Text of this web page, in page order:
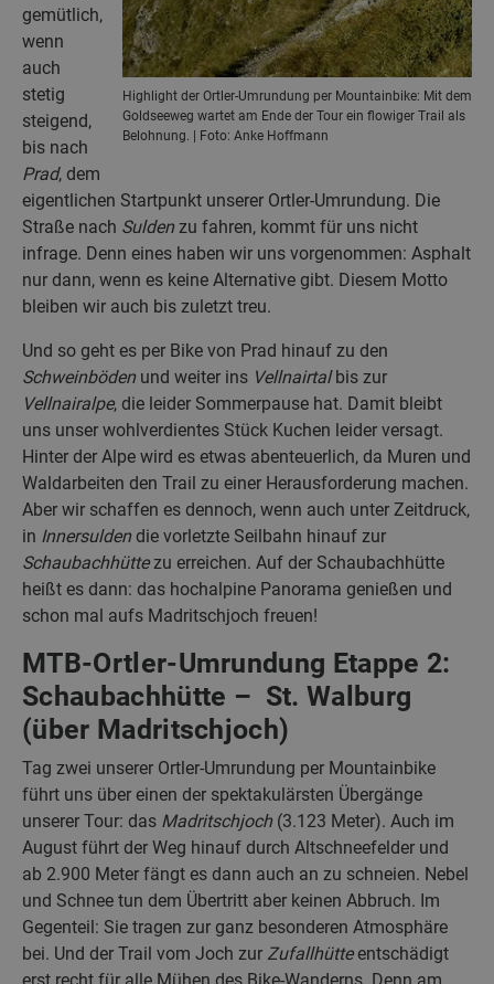
Highlight der Ortler-Umrundung per Mountainbike: Mit dem
Goldseeweg wartet am Ende der Tour ein flowiger Trail als
Belohnung. | Foto: Anke Hoffmann
gemütlich,
wenn
auch
stetig
steigend,
bis nach
Prad, dem
eigentlichen Startpunkt unserer Ortler-Umrundung. Die
Straße nach Suldenzu fahren, kommt für uns nicht
infrage. Denn eines haben wir uns vorgenommen: Asphalt
nur dann, wenn es keine Alternative gibt. Diesem Motto
bleiben wir auch bis zuletzt treu.
Und so geht es per Bike von Prad hinauf zu den
Schweinbödenund weiter ins Vellnairtalbis zur
Vellnairalpe, die leider Sommerpause hat. Damit bleibt
uns unser wohlverdientes Stück Kuchen leider versagt.
Hinter der Alpe wird es etwas abenteuerlich, da Muren und
Waldarbeiten den Trail zu einer Herausforderung machen.
Aber wir schaffen es dennoch, wenn auch unter Zeitdruck,
in Innersuldendie vorletzte Seilbahn hinauf zur
Schaubachhüttezu erreichen. Auf der Schaubachhütte
heißt es dann: das hochalpine Panorama genießen und
schon mal aufs Madritschjoch freuen!
MTB-Ortler-Umrundung Etappe 2:
Schaubachhütte – St. Walburg
(über Madritschjoch)
Tag zwei unserer Ortler-Umrundung per Mountainbike
führt uns über einen der spektakulärsten Übergänge
unserer Tour: das Madritschjoch(3.123 Meter). Auch im
August führt der Weg hinauf durch Altschneefelder und
ab 2.900 Meter fängt es dann auch an zu schneien. Nebel
und Schnee tun dem Übertritt aber keinen Abbruch. Im
Gegenteil: Sie tragen zur ganz besonderen Atmosphäre
bei. Und der Trail vom Joch zur Zufallhütteentschädigt